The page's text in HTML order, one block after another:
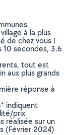
à la plus
de chez vous !
secondes, 3.6
tout est
aux plus grands
réponse à
indiquent
prix
réalisée sur un
(Février 2024)